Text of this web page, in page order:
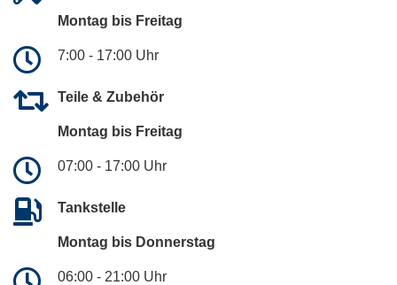
Montag bis Freitag
7:00 - 17:00 Uhr
Teile & Zubehör
Montag bis Freitag
07:00 - 17:00 Uhr
Tankstelle
Montag bis Donnerstag
06:00 - 21:00 Uhr